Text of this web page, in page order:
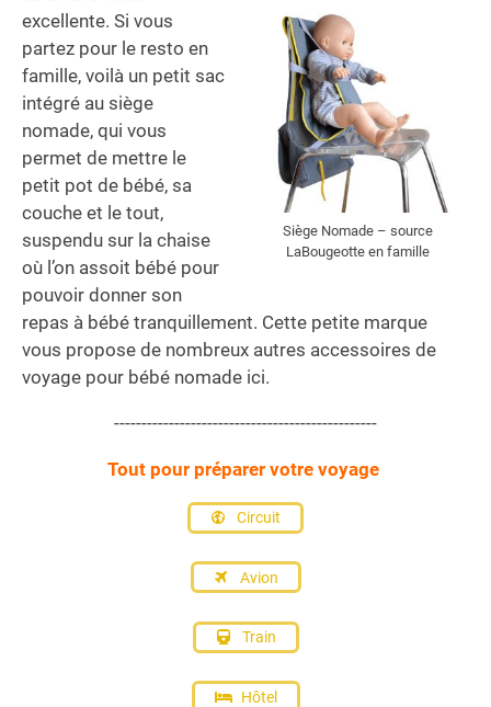
Siège Nomade – source
LaBougeotte en famille
excellente. Si vous
partez pour le resto en
famille, voilà un petit sac
intégré au siège
nomade, qui vous
permet de mettre le
petit pot de bébé, sa
couche et le tout,
suspendu sur la chaise
où l’on assoit bébé pour
pouvoir donner son
repas à bébé tranquillement. Cette petite marque
vous propose de nombreux autres accessoires de
voyage pour bébé nomade ici.
------------------------------------------------
Tout pour préparer votre voyage
Circuit
Avion
Train
Hôtel